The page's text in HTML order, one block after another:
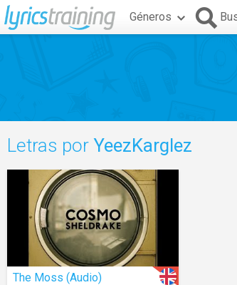
Géneros
Letras por YeezKarglez
The Moss (Audio)